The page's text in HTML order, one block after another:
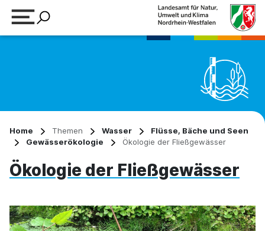
Home Themen Wasser
Flüsse, Bäche und Seen
Gewässerökologie
Ökologie der Fließgewässer
Ökologie der Fließgewässer